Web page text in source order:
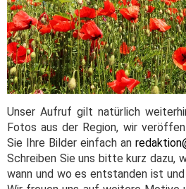
Unser Aufruf gilt natürlich
Fotos aus der Region, wir
Sie Ihre Bilder einfach an
Schreiben Sie uns bitte kurz dazu,
wann und wo es entstanden ist